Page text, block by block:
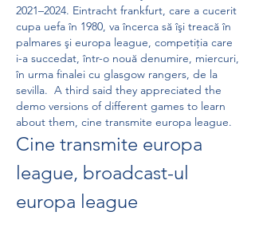
2021–2024. Eintracht frankfurt, care a cucerit
cupa uefa în 1980, va încerca să îşi treacă în
palmares şi europa league, competiţia care
i-a succedat, într-o nouă denumire, miercuri,
în urma finalei cu glasgow rangers, de la
sevilla.  A third said they appreciated the
demo versions of different games to learn
about them, cine transmite europa league.
Cine transmite europa
league, broadcast-ul
europa league